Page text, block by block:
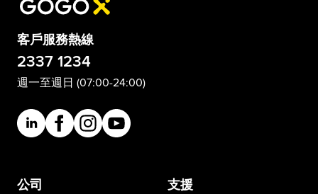
客戶服務熱線
2337 1234
週一至週日 (07:00-24:00)
公司 支援